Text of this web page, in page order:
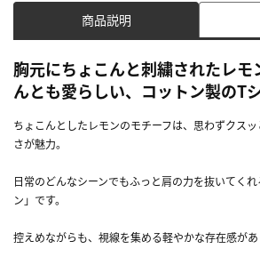
商品説明
胸元にちょこんと刺繍されたレモ
んとも愛らしい、コットン製のT
ちょこんとしたレモンのモチーフは、思わずクス
さが魅力。
日常のどんなシーンでもふっと肩の力を抜いてく
ン」です。
控えめながらも、視線を集める軽やかな存在感があ